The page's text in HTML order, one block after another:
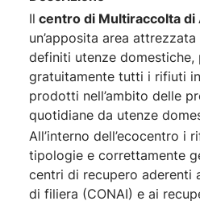
Il centro di Multiraccolta di
un’apposita area
definiti utenze domestiche,
gratuitamente tutti i rifiuti
prodotti nell’ambito delle
quotidiane da utenze
All’interno dell’ecocentro i
tipologie e correttamente
centri di recupero aderenti
di filiera (CONAI) e ai